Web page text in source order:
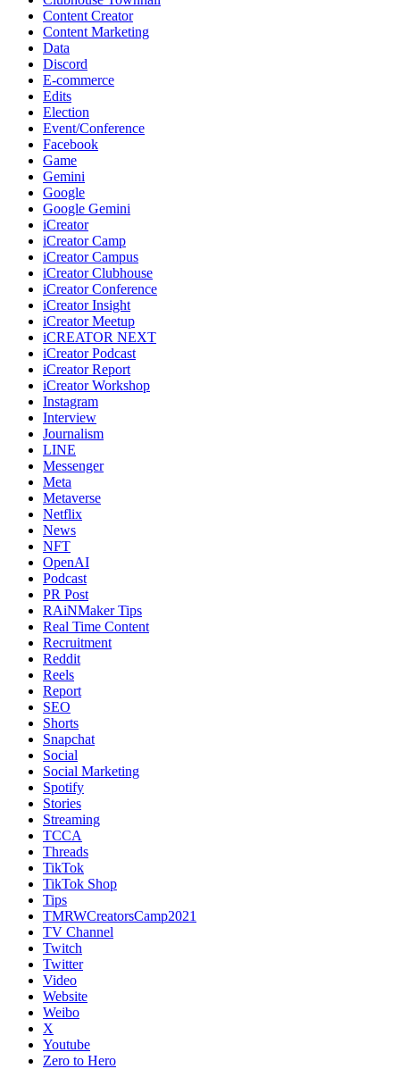
Content Creator
Content Marketing
Data
Discord
E-commerce
Edits
Election
Event/Conference
Facebook
Game
Gemini
Google
Google Gemini
iCreator
iCreator Camp
iCreator Campus
iCreator Clubhouse
iCreator Conference
iCreator Insight
iCreator Meetup
iCREATOR NEXT
iCreator Podcast
iCreator Report
iCreator Workshop
Instagram
Interview
Journalism
LINE
Messenger
Meta
Metaverse
Netflix
News
NFT
OpenAI
Podcast
PR Post
RAiNMaker Tips
Real Time Content
Recruitment
Reddit
Reels
Report
SEO
Shorts
Snapchat
Social
Social Marketing
Spotify
Stories
Streaming
TCCA
Threads
TikTok
TikTok Shop
Tips
TMRWCreatorsCamp2021
TV Channel
Twitch
Twitter
Video
Website
Weibo
X
Youtube
Zero to Hero